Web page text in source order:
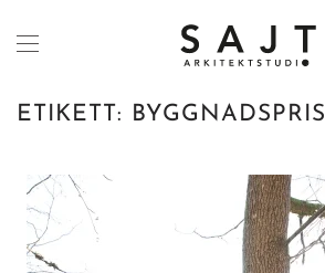
Skip to main content
ETIKETT: BYGGNADSPRIS